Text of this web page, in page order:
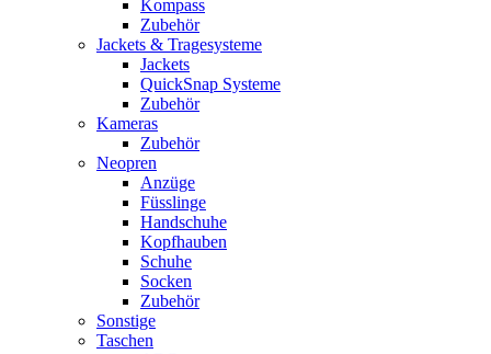
Kompass
Zubehör
Jackets & Tragesysteme
Jackets
QuickSnap Systeme
Zubehör
Kameras
Zubehör
Neopren
Anzüge
Füsslinge
Handschuhe
Kopfhauben
Schuhe
Socken
Zubehör
Sonstige
Taschen